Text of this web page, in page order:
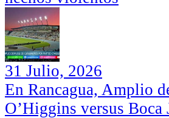
31 Julio, 2026
En Rancagua, Amplio
O’Higgins versus Boca